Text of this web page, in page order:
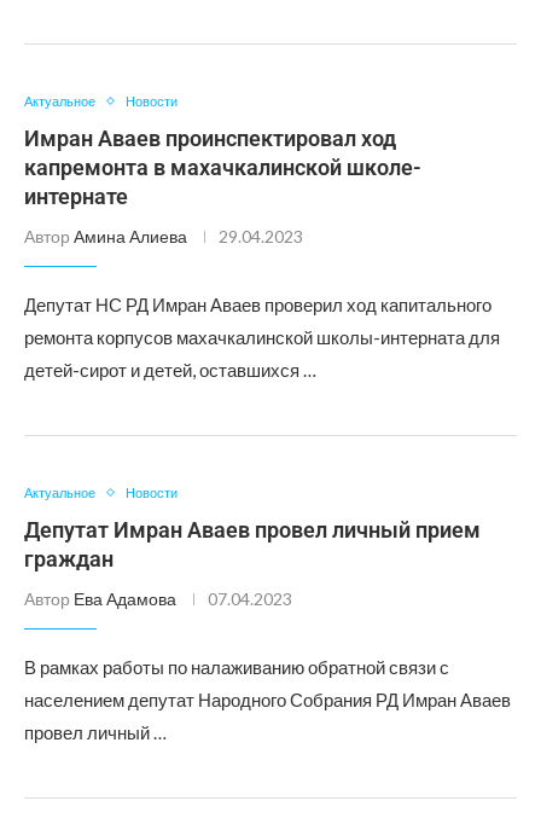
Актуальное Новости
Имран Аваев проинспектировал ход
капремонта в махачкалинской школе-
интернате
Автор Амина Алиева 29.04.2023
Депутат НС РД Имран Аваев проверил ход капитального
ремонта корпусов махачкалинской школы-интерната для
детей-сирот и детей, оставшихся …
Актуальное Новости
Депутат Имран Аваев провел личный прием
граждан
Автор Ева Адамова 07.04.2023
В рамках работы по налаживанию обратной связи с
населением депутат Народного Собрания РД Имран Аваев
провел личный …